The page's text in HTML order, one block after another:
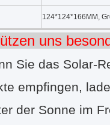
124*124*166MM,
uns
Sie das Solar-
empfingen,
der Sonne im